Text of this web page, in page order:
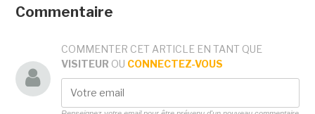
Commentaire
COMMENTER CET ARTICLE EN TANT QUE
VISITEUR OU CONNECTEZ-VOUS